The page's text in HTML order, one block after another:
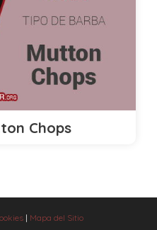
Chops
| Mapa del Sitio